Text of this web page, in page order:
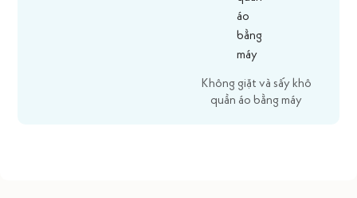
Không giặt và sấy khô
quần áo bằng máy